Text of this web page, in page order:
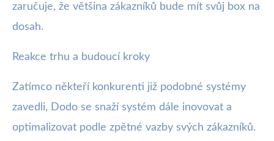
zaručuje, že většina zákazníků bude mít svůj box na
dosah.
Reakce trhu a budoucí kroky
Zatímco někteří konkurenti již podobné systémy
zavedli, Dodo se snaží systém dále inovovat a
optimalizovat podle zpětné vazby svých zákazníků.